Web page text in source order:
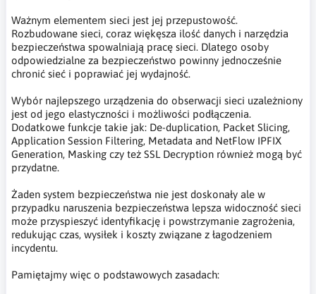
Ważnym elementem sieci jest jej przepustowość.
Rozbudowane sieci, coraz więkęsza ilość danych i narzędzia
bezpieczeństwa spowalniają pracę sieci. Dlatego osoby
odpowiedzialne za bezpieczeństwo powinny jednocześnie
chronić sieć i poprawiać jej wydajność.
Wybór najlepszego urządzenia do obserwacji sieci uzależniony
jest od jego elastyczności i możliwości podłączenia.
Dodatkowe funkcje takie jak: De-duplication, Packet Slicing,
Application Session Filtering, Metadata and NetFlow IPFIX
Generation, Masking czy też SSL Decryption również mogą być
przydatne.
Żaden system bezpieczeństwa nie jest doskonały ale w
przypadku naruszenia bezpieczeństwa lepsza widoczność sieci
może przyspieszyć identyfikację i powstrzymanie zagrożenia,
redukując czas, wysiłek i koszty związane z łagodzeniem
incydentu.
Pamiętajmy więc o podstawowych zasadach: